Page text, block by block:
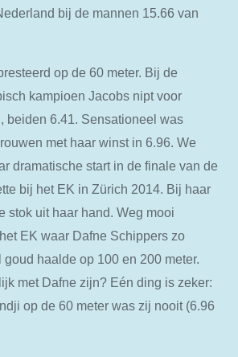
bij de mannen 15.66 van
op de 60 meter. Bij de
kampioen Jacobs nipt voor
beiden 6.41. Sensationeel was
met haar winst in 6.96. We
dramatische start in de finale van de
bij het EK in Zürich 2014. Bij haar
stok uit haar hand. Weg mooi
EK waar Dafne Schippers zo
haalde op 100 en 200 meter.
met Dafne zijn? Eén ding is zeker:
op de 60 meter was zij nooit (6.96